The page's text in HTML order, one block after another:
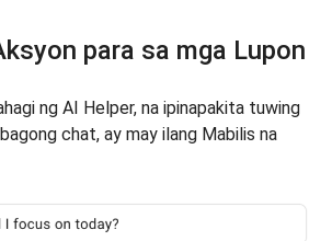
para sa mga Lupon
ng AI Helper, na ipinapakita tuwing
chat, ay may ilang Mabilis na